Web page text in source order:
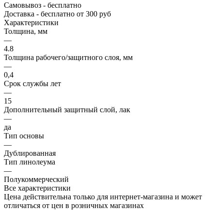
Самовывоз - бесплатно
Доставка - бесплатно от 300 руб
Характеристики
Толщина, мм
—
4.8
Толщина рабочего/защитного слоя, мм
—
0,4
Срок службы лет
—
15
Дополнительный защитный слой, лак
—
да
Тип основы
—
Дублированная
Тип линолеума
—
Полукоммерческий
Все характеристики
Цена действительна только для интернет-магазина и может
отличаться от цен в розничных магазинах